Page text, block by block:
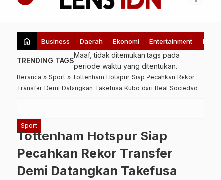
home Business Daerah Ekonomi Entertainment
TRENDING TAGS
Maaf, tidak ditemukan tags pada
periode waktu yang ditentukan.
Beranda » Sport » Tottenham Hotspur Siap Pecahkan Rekor
Transfer Demi Datangkan Takefusa Kubo dari Real Sociedad
Sport
Tottenham Hotspur Siap
Pecahkan Rekor Transfer
Demi Datangkan Takefusa